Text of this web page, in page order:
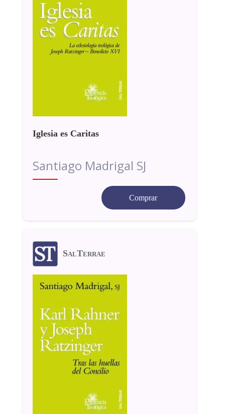
Iglesia es Caritas
Santiago Madrigal SJ
Comprar
SalTerrae